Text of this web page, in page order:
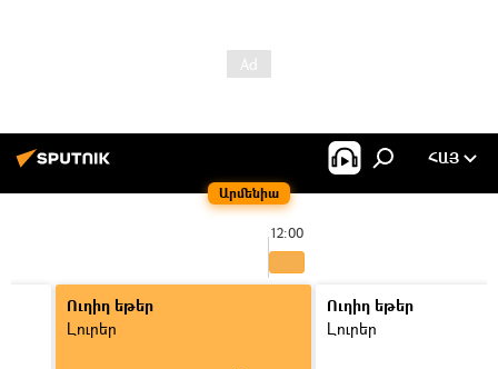
Արմենիա
ՀԱՅ
12:00
Ուղիղ եթեր
Լուրեր
Ուղիղ եթեր
Լուրեր